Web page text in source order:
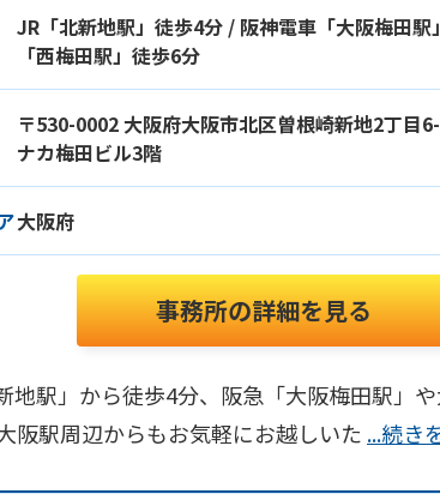
JR「北新地駅」徒歩4分 / 阪神電車「大阪梅田
「西梅田駅」徒歩6分
〒530-0002 大阪府大阪市北区曽根崎新地2丁目
ナカ梅田ビル3階
大阪府
事務所の詳細を見る
駅」から徒歩4分、阪急「大阪梅田駅」
阪駅周辺からもお気軽にお越しいた ...続き